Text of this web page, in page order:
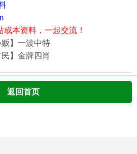
本资料，一起交流！
】一波中特
】金牌四肖
返回首页